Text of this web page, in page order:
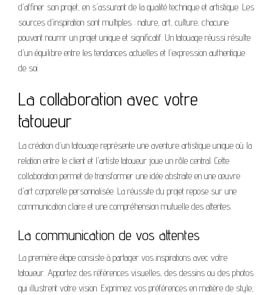
d'affiner son projet, en s'assurant de la qualité technique et artistique. Les
sources d'inspiration sont multiples : nature, art, culture, chacune
pouvant nourrir un projet unique et significatif. Un tatouage réussi résulte
d'un équilibre entre les tendances actuelles et l'expression authentique
de soi.
La collaboration avec votre
tatoueur
La création d'un tatouage représente une aventure artistique unique où la
relation entre le client et l'artiste tatoueur joue un rôle central. Cette
collaboration permet de transformer une idée abstraite en une œuvre
d'art corporelle personnalisée. La réussite du projet repose sur une
communication claire et une compréhension mutuelle des attentes.
La communication de vos attentes
La première étape consiste à partager vos inspirations avec votre
tatoueur. Apportez des références visuelles, des dessins ou des photos
qui illustrent votre vision. Exprimez vos préférences en matière de style,